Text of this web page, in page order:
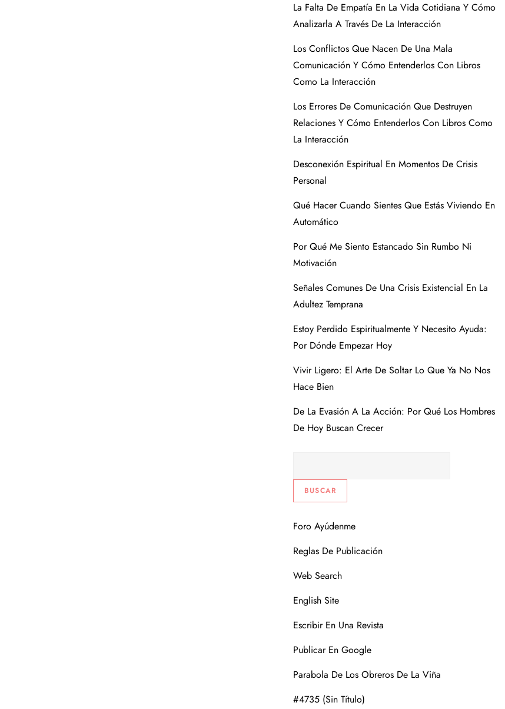
La Falta De Empatía En La Vida Cotidiana Y Cómo
Analizarla A Través De La Interacción
Los Conflictos Que Nacen De Una Mala
Comunicación Y Cómo Entenderlos Con Libros
Como La Interacción
Los Errores De Comunicación Que Destruyen
Relaciones Y Cómo Entenderlos Con Libros Como
La Interacción
Desconexión Espiritual En Momentos De Crisis
Personal
Qué Hacer Cuando Sientes Que Estás Viviendo En
Automático
Por Qué Me Siento Estancado Sin Rumbo Ni
Motivación
Señales Comunes De Una Crisis Existencial En La
Adultez Temprana
Estoy Perdido Espiritualmente Y Necesito Ayuda:
Por Dónde Empezar Hoy
Vivir Ligero: El Arte De Soltar Lo Que Ya No Nos
Hace Bien
De La Evasión A La Acción: Por Qué Los Hombres
De Hoy Buscan Crecer
Foro Ayúdenme
Reglas De Publicación
Web Search
English Site
Escribir En Una Revista
Publicar En Google
Parabola De Los Obreros De La Viña
#4735 (sin Título)